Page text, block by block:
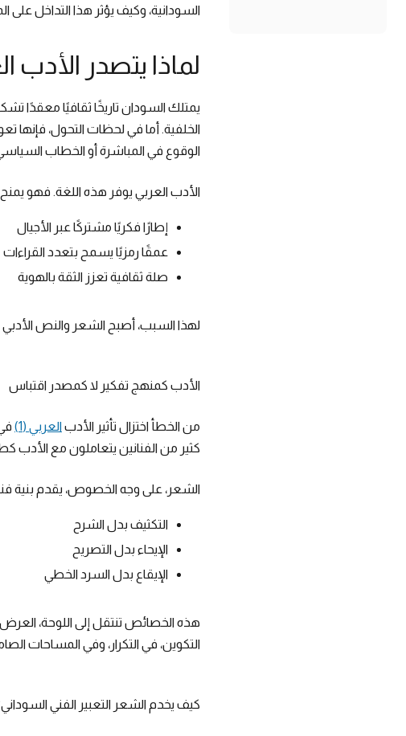
السودانية، وكيف يؤثر هذا التداخل
لماذا يتصدر الأدب
يمتلك السودان تاريخًا ثقافيًا معقدًا
الخلفية. أما في لحظات التحول، فإنها
الوقوع في المباشرة أو الخطاب
الأدب العربي يوفر هذه اللغة. فهو يمنح
إطارًا فكريًا مشتركًا عبر الأجيال
عمقًا رمزيًا يسمح بتعدد القراءات
صلة ثقافية تعزز الثقة بالهوية
لهذا السبب، أصبح الشعر والنص
الأدب كمنهج تفكير لا كمصدر اقتباس
من الخطأ اختزال تأثير الأدب العربي (1)
كثير من الفنانين يتعاملون مع الأدب
الشعر، على وجه الخصوص، يقدم بنية
التكثيف بدل الشرح
الإيحاء بدل التصريح
الإيقاع بدل السرد الخطي
هذه الخصائص تنتقل إلى اللوحة، العرض
التكوين، في التكرار، وفي المساحات
كيف يخدم الشعر التعبير الفني